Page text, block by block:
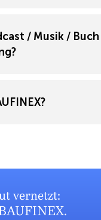
/ Musik /
vernetzt: